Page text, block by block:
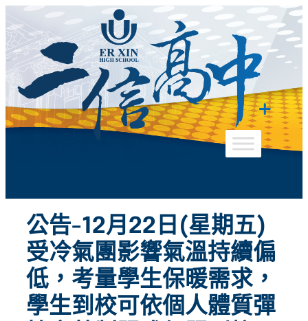
至
主
容
公告-12月22日(星期五)
受冷氣團影響氣溫持續偏
低，考量學生保暖需求，
學生到校可依個人體質彈